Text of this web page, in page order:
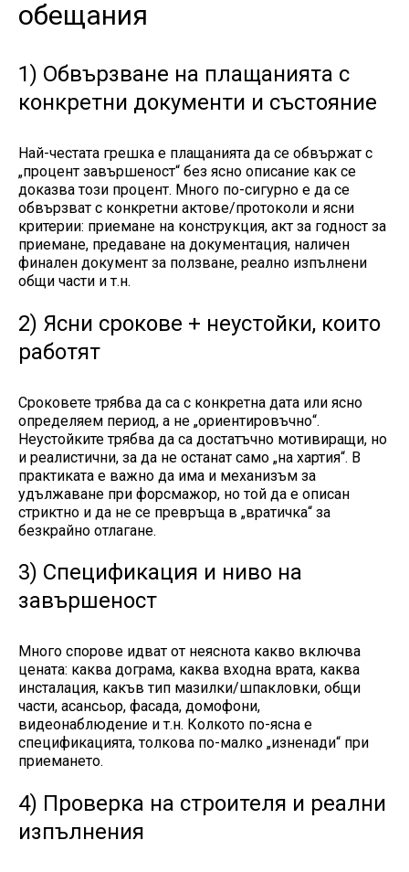
обещания
1) Обвързване на плащанията с
конкретни документи и състояние
Най-честата грешка е плащанията да се обвържат с
„процент завършеност“ без ясно описание как се
доказва този процент. Много по-сигурно е да се
обвързват с конкретни актове/протоколи и ясни
критерии: приемане на конструкция, акт за годност за
приемане, предаване на документация, наличен
финален документ за ползване, реално изпълнени
общи части и т.н.
2) Ясни срокове + неустойки, които
работят
Сроковете трябва да са с конкретна дата или ясно
определяем период, а не „ориентировъчно“.
Неустойките трябва да са достатъчно мотивиращи, но
и реалистични, за да не останат само „на хартия“. В
практиката е важно да има и механизъм за
удължаване при форсмажор, но той да е описан
стриктно и да не се превръща в „вратичка“ за
безкрайно отлагане.
3) Спецификация и ниво на
завършеност
Много спорове идват от неяснота какво включва
цената: каква дограма, каква входна врата, каква
инсталация, какъв тип мазилки/шпакловки, общи
части, асансьор, фасада, домофони,
видеонаблюдение и т.н. Колкото по-ясна е
спецификацията, толкова по-малко „изненади“ при
приемането.
4) Проверка на строителя и реални
изпълнения